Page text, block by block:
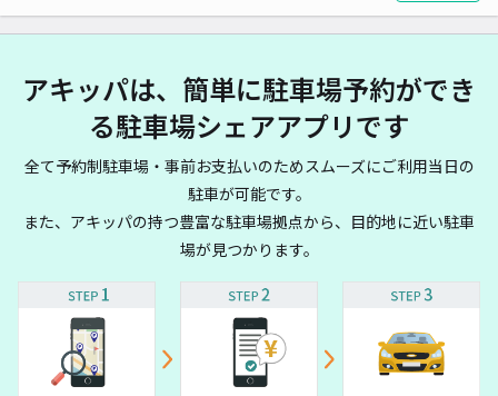
アキッパは、簡単に駐車場予約ができ
る駐車場シェアアプリです
全て予約制駐車場・事前お支払いのためスムーズにご利用当日の
駐車が可能です。
また、アキッパの持つ豊富な駐車場拠点から、目的地に近い駐車
場が見つかります。